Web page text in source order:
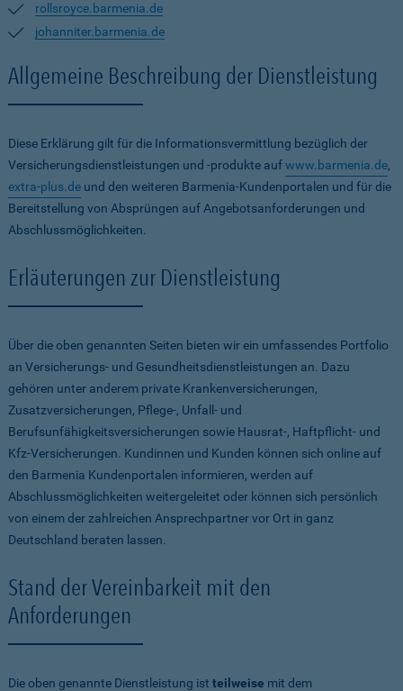
rollsroyce.barmenia.de
johanniter.barmenia.de
Allgemeine Beschreibung der Dienstleistung
Diese Erklärung gilt für die Informationsvermittlung bezüglich der
Versicherungsdienstleistungen und -produkte aufwww.barmenia.de,
extra-plus.de und den weiteren Barmenia-Kundenportalen und für die
Bereitstellung von Absprüngen auf Angebotsanforderungen und
Abschlussmöglichkeiten.
Erläuterungen zur Dienstleistung
Über die oben genannten Seiten bieten wir ein umfassendes Portfolio
an Versicherungs- und Gesundheitsdienstleistungen an. Dazu
gehören unter anderem private Krankenversicherungen,
Zusatzversicherungen, Pflege-, Unfall- und
Berufsunfähigkeitsversicherungen sowie Hausrat-, Haftpflicht- und
Kfz-Versicherungen. Kundinnen und Kunden können sich online auf
den Barmenia Kundenportalen informieren, werden auf
Abschlussmöglichkeiten weitergeleitet oder können sich persönlich
von einem der zahlreichen Ansprechpartner vor Ort in ganz
Deutschland beraten lassen.
Stand der Vereinbarkeit mit den
Anforderungen
Die oben genannte Dienstleistung ist teilweise mit dem